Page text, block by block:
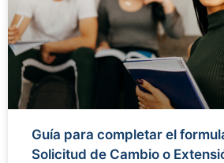
Guía para completar el
Solicitud de Cambio o